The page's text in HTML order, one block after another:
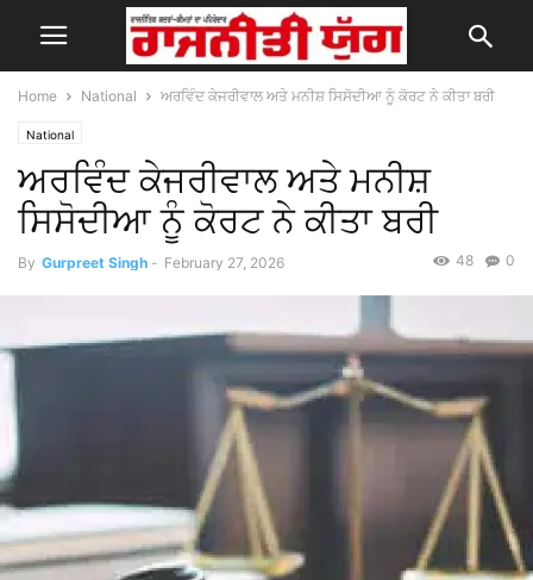
Home National ਅਰਵਿੰਦ ਕੇਜਰੀਵਾਲ ਅਤੇ ਮਨੀਸ਼ ਸਿਸੋਦੀਆ ਨੂੰ ਕੋਰਟ ਨੇ ਕੀਤਾ ਬਰੀ
National
ਅਰਵਿੰਦ ਕੇਜਰੀਵਾਲ ਅਤੇ ਮਨੀਸ਼
ਸਿਸੋਦੀਆ ਨੂੰ ਕੋਰਟ ਨੇ ਕੀਤਾ ਬਰੀ
By Gurpreet Singh - February 27, 2026 0
48